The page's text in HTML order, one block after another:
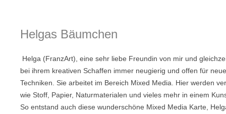
Helgas Bäumchen
Helga (FranzArt), eine sehr liebe Freundin von mir und
bei ihrem kreativen Schaffen immer neugierig und offen für
Techniken. Sie arbeitet im Bereich Mixed Media. Hier werden
wie Stoff, Papier, Naturmaterialen und vieles mehr in einem
So entstand auch diese wunderschöne Mixed Media Karte,